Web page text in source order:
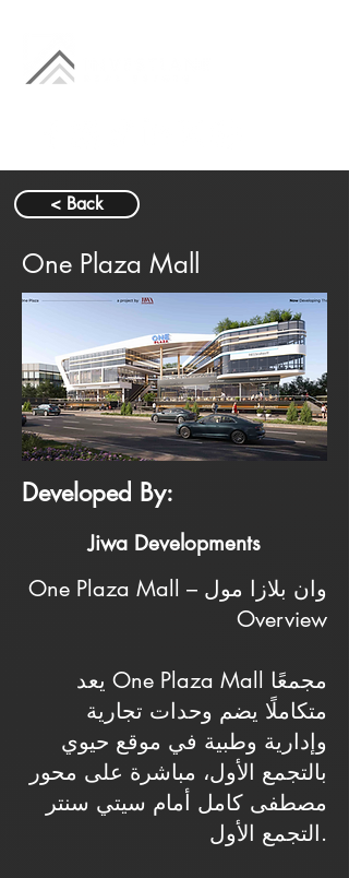
< Back
One Plaza Mall
Developed By:
Jiwa Developments
One Plaza Mall – وان بلازا مول
Overview
يعد One Plaza Mall مجمعًا
متكاملًا يضم وحدات تجارية
وإدارية وطبية في موقع حيوي
بالتجمع الأول، مباشرة على محور
مصطفى كامل أمام سيتي سنتر
التجمع الأول.